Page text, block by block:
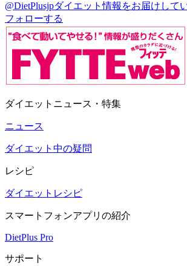
@DietPlusjpダイエット情報をお届けして
フォローする
ダイエットニュース・特集
ニュース
ダイエット中の疑問
レシピ
ダイエットレシピ
スマートフォンアプリの紹介
DietPlus Pro
サポート